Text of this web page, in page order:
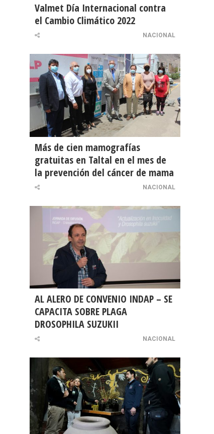
Valmet Día Internacional contra
el Cambio Climático 2022
NACIONAL
Más de cien mamografías
gratuitas en Taltal en el mes de
la prevención del cáncer de mama
NACIONAL
AL ALERO DE CONVENIO INDAP – SE
CAPACITA SOBRE PLAGA
DROSOPHILA SUZUKII
NACIONAL